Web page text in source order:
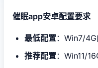
催眠app安卓配置要求
​最低配置​：Win7/
​推荐配置​：Win11/